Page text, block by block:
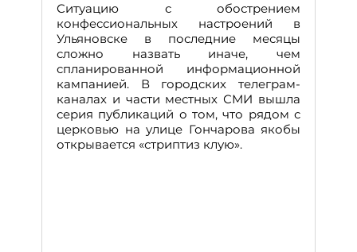
Ситуацию с обострением
конфессиональных настроений в
Ульяновске в последние месяцы
сложно назвать иначе, чем
спланированной информационной
кампанией. В городских телеграм-
каналах и части местных СМИ вышла
серия публикаций о том, что рядом с
церковью на улице Гончарова якобы
открывается «стриптиз клую».